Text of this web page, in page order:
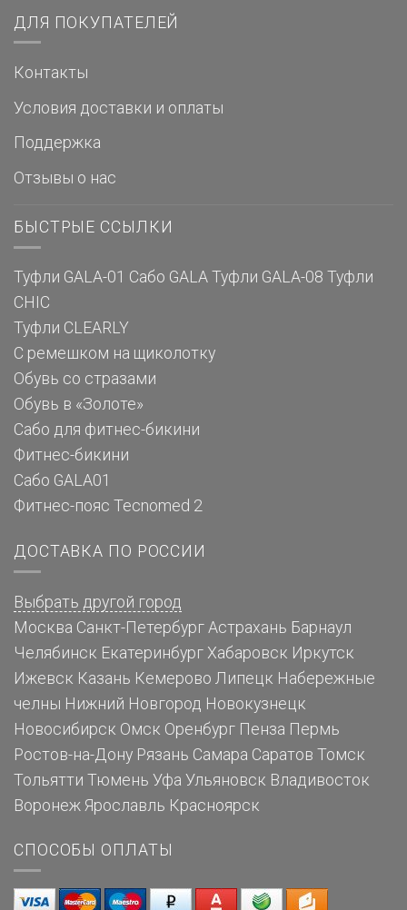
ДЛЯ ПОКУПАТЕЛЕЙ
Контакты
Условия доставки и оплаты
Поддержка
Отзывы о нас
БЫСТРЫЕ ССЫЛКИ
Туфли GALA-01 Сабо GALA Туфли GALA-08 Туфли
CHIC
Туфли CLEARLY
С ремешком на щиколотку
Обувь со стразами
Обувь в «Золоте»
Сабо для фитнес-бикини
Фитнес-бикини
Сабо GALA01
Фитнес-пояс Tecnomed 2
ДОСТАВКА ПО РОССИИ
Выбрать другой город
Москва Санкт-Петербург Астрахань Барнаул
Челябинск Екатеринбург Хабаровск Иркутск
Ижевск Казань Кемерово Липецк Набережные
челны Нижний Новгород Новокузнецк
Новосибирск Омск Оренбург Пенза Пермь
Ростов-на-Дону Рязань Самара Саратов Томск
Тольятти Тюмень Уфа Ульяновск Владивосток
Воронеж Ярославль Красноярск
СПОСОБЫ ОПЛАТЫ